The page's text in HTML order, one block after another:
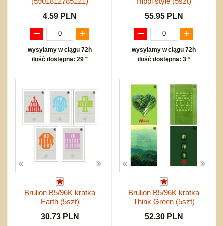
4.59 PLN
wysyłamy w ciągu 72h
ilość dostępna: 29 *
55.95 PLN
wysyłamy w ciągu 72h
ilość dostępna: 3 *
Brulion B5/96K kratka
Earth (5szt)
30.73 PLN
Brulion B5/96K kratka
Think Green (5szt)
52.30 PLN